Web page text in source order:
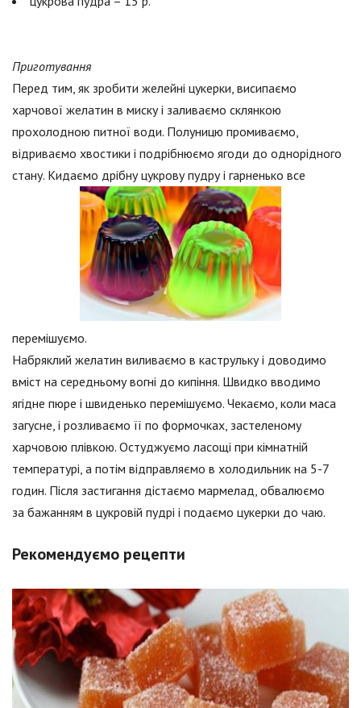
Приготування
Перед тим, як зробити желейні цукерки, висипаємо
харчової желатин в миску і заливаємо склянкою
прохолодною питної води. Полуницю промиваємо,
відриваємо хвостики і подрібнюємо ягоди до однорідного
стану. Кидаємо дрібну цукрову пудру і гарненько все
перемішуємо.
Набряклий желатин виливаємо в каструльку і доводимо
вміст на середньому вогні до кипіння. Швидко вводимо
ягідне пюре і швиденько перемішуємо. Чекаємо, коли маса
загусне, і розливаємо її по формочках, застеленому
харчовою плівкою. Остуджуємо ласощі при кімнатній
температурі, а потім відправляємо в холодильник на 5-7
годин. Після застигання дістаємо мармелад, обвалюємо
за бажанням в цукровій пудрі і подаємо цукерки до чаю.
Рекомендуємо рецепти